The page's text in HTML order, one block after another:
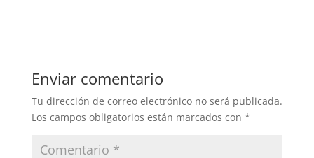
Enviar comentario
Tu dirección de correo electrónico no será publicada.
Los campos obligatorios están marcados con *